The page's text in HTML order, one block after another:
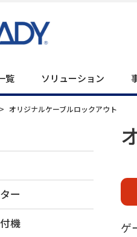
覧 ソリューション
> オリジナルケーブルロックアウト
ゲ
ー
機